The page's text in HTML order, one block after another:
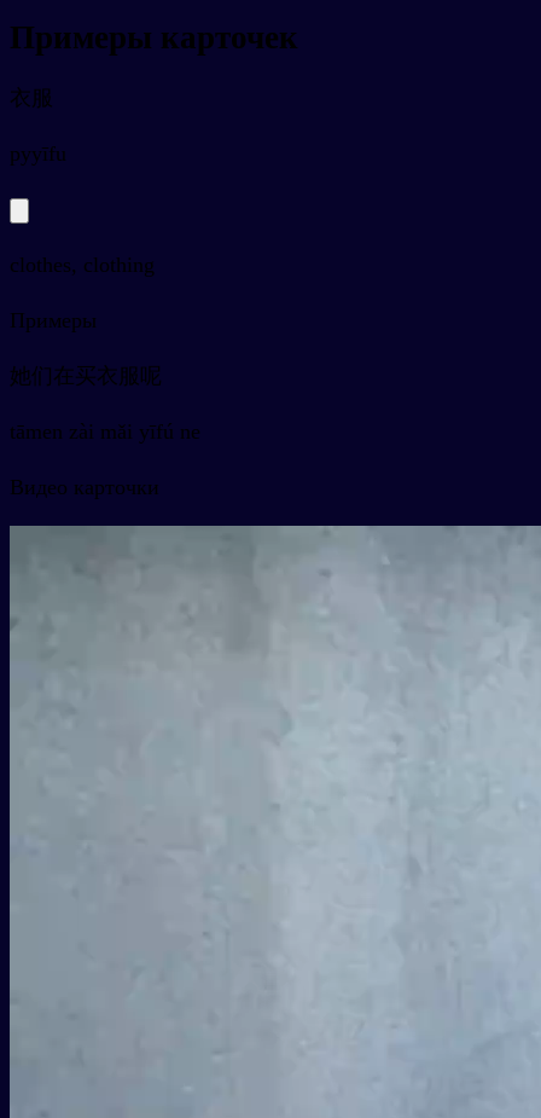
Примеры карточек
衣服
pyyīfu
clothes, clothing
Примеры
她们在买衣服呢
tāmen zài mǎi yīfú ne
Видео карточки